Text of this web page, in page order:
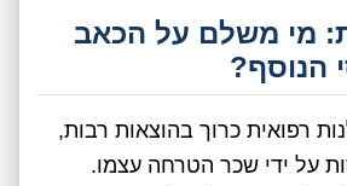
מי משלם על הכאב
הנוסף?
רפואית כרוך בהוצאות רבות,
על ידי שכר הטרחה עצמו.